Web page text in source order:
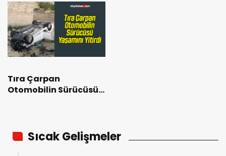
Tıra Çarpan
Otomobilin Sürücüsü
Sıcak Gelişmeler